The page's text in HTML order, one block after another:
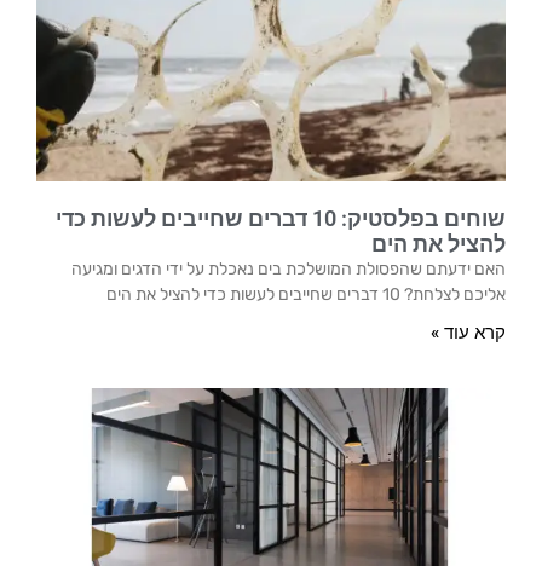
שוחים בפלסטיק: 10 דברים שחייבים לעשות כדי
להציל את הים
האם ידעתם שהפסולת המושלכת בים נאכלת על ידי הדגים ומגיעה
אליכם לצלחת? 10 דברים שחייבים לעשות כדי להציל את הים
קרא עוד »